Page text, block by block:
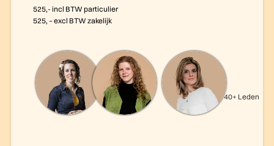
525,- incl BTW particulier
525, – excl BTW zakelijk